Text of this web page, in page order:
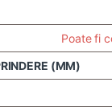
Poate fi